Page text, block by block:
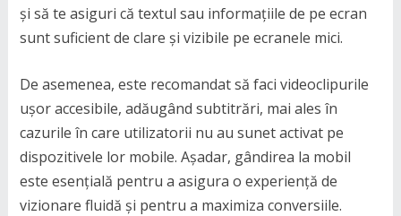
și să te asiguri că textul sau informațiile de pe ecran
sunt suficient de clare și vizibile pe ecranele mici.
De asemenea, este recomandat să faci videoclipurile
ușor accesibile, adăugând subtitrări, mai ales în
cazurile în care utilizatorii nu au sunet activat pe
dispozitivele lor mobile. Așadar, gândirea la mobil
este esențială pentru a asigura o experiență de
vizionare fluidă și pentru a maximiza conversiile.